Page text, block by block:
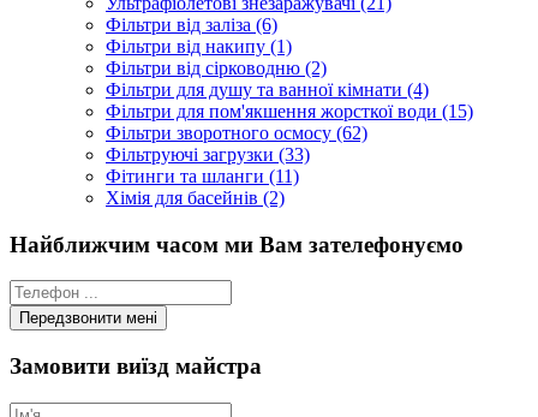
Фільтри від заліза (6)
Фільтри від накипу (1)
Фільтри від сірководню (2)
Фільтри для душу та ванної кімнати (4)
Фільтри для пом'якшення жорсткої води (15)
Фільтри зворотного осмосу (62)
Фільтруючі загрузки (33)
Фітинги та шланги (11)
Хімія для басейнів (2)
Найближчим часом ми Вам зателефонуємо
Замовити виїзд майстра